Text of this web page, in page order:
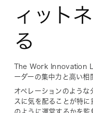
ィット
る
The Work Innovation
ーダーの集中力と高い
オペレーションのような
スに気を配ることが特
のように運営するかを